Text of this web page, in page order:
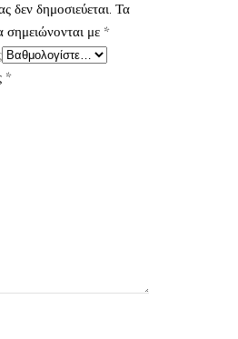
δεν δημοσιεύεται. Τα
σημειώνονται με *
*